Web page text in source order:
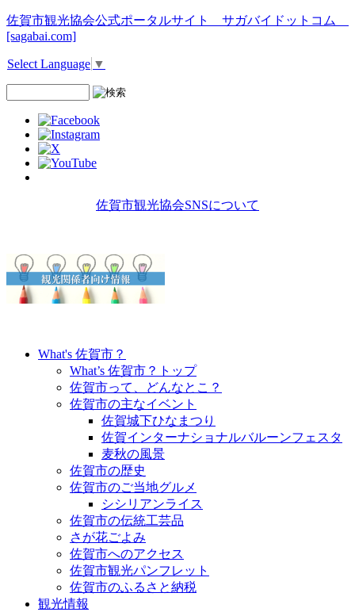
佐賀市観光協会公式ポータルサイト サガバイドットコム
[sagabai.com]
Select Language ▼
佐賀市観光協会SNSについて
What's 佐賀市？
What’s 佐賀市？トップ
佐賀市って、どんなとこ？
佐賀市の主なイベント
佐賀城下ひなまつり
佐賀インターナショナルバルーンフェスタ
麦秋の風景
佐賀市の歴史
佐賀市のご当地グルメ
シシリアンライス
佐賀市の伝統工芸品
さが花ごよみ
佐賀市へのアクセス
佐賀市観光パンフレット
佐賀市のふるさと納税
観光情報